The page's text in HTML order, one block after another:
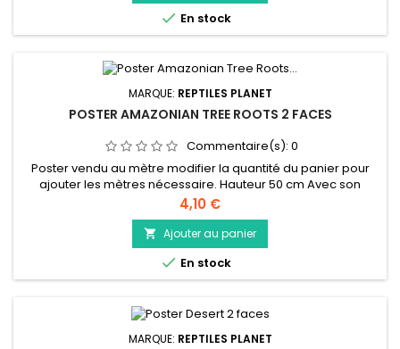
 En stock
MARQUE: REPTILES PLANET
POSTER AMAZONIAN TREE ROOTS 2 FACES
Commentaire(s): 0
Poster vendu au mètre modifier la quantité du panier pour
ajouter les mètres nécessaire. Hauteur 50 cm Avec son
univers de jungle tropicale montrant les racines aériennes, le
poster de fond Reptiles Planet offre deux motifs agréables
permettant d’aménager de façon variable votre terrarium. Le
poster résistant à l’eau est simplement scotché derrière
votre...
Prix
4,10 €
 Ajouter au panier
 En stock
MARQUE: REPTILES PLANET